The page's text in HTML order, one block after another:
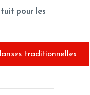
pour les
traditionnelles